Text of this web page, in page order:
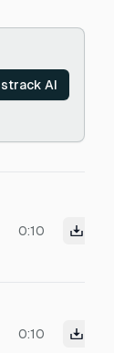
AI
0:10
0:10